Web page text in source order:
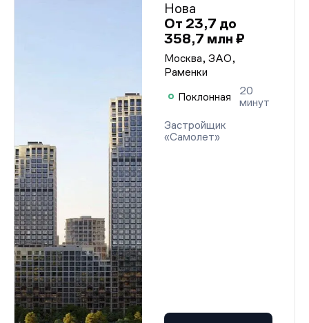
Нова
От 23,7 до
358,7 млн ₽
Москва, ЗАО,
Раменки
Поклонная
20
минут
Застройщик
«Самолет»